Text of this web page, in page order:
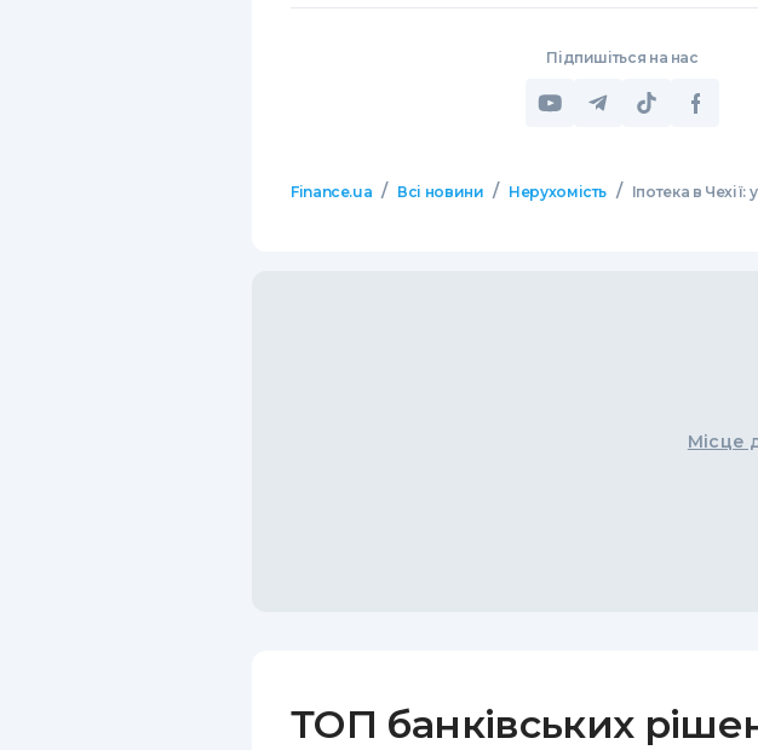
Підпишіться на нас
Finance.ua / Всі новини / Нерухомість / Іпотека в
Місце
ТОП банківських